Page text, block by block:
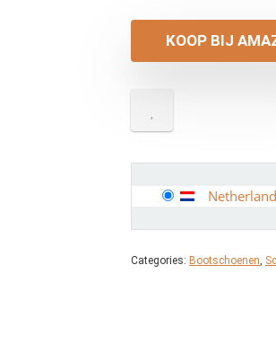
KOOP BIJ
Categories: Bootschoenen,